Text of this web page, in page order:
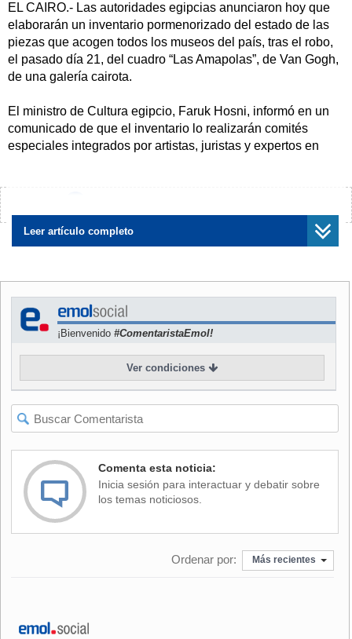
EL CAIRO.- Las autoridades egipcias anunciaron hoy que
elaborarán un inventario pormenorizado del estado de las
piezas que acogen todos los museos del país, tras el robo,
el pasado día 21, del cuadro “Las Amapolas”, de Van Gogh,
de una galería cairota.
El ministro de Cultura egipcio, Faruk Hosni, informó en un
comunicado de que el inventario lo realizarán comités
especiales integrados por artistas, juristas y expertos en
mañana, domingo, para evaluar sobre el terreno la situación
y reunir datos verdaderos del estado de las piezas que se
hallan en todos los museos”, destacó Hosni.
Por su parte, el supervisor de la oficina de Hosni, Faruk
Abdel Salam, indicó que los comités tendrán que
confeccionar informes que deberán entregarse personal y
urgentemente al ministro, a fin de adoptar de forma
inmediata medidas para la restauración y protección de las
antigüedades y objetos artísticos.
El cuadro “Las Amapolas”, valorado en unos 40 millones de
de la capital. Las investigaciones preliminares han
desvelado que el sistema de vigilancia de ese museo tenía
graves deficiencias y que las cámaras de seguridad
ubicadas en la sala que albergaba el cuadro estaban
estropeadas desde hacía tiempo.
Tampoco funcionaban las cámaras colocadas en la entrada
El jefe del Departamento de Artes Plásticas de Ministerio de
Leer artículo completo
¡Bienvenido #ComentaristaEmol!
Ver condiciones
Comenta esta noticia:
Inicia sesión para interactuar y debatir sobre
los temas noticiosos.
Ordenar por: Más recientes